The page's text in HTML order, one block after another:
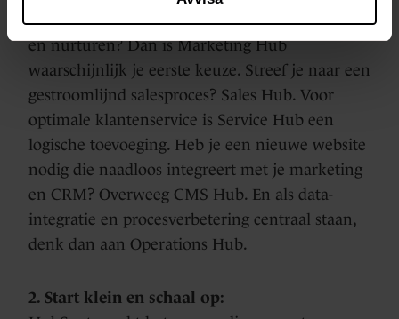
echt nodig hebt. Wil je vooral leads genereren
en nurturen? Dan is Marketing Hub
waarschijnlijk je eerste keuze. Streef je naar een
gestroomlijnd salesproces? Sales Hub. Voor
optimale klantenservice is Service Hub een
logische toevoeging. Heb je een nieuwe website
nodig die naadloos integreert met je marketing
en CRM? Overweeg CMS Hub. En als data-
integratie en procesverbetering centraal staan,
denk dan aan Operations Hub.
2. Start klein en schaal op: